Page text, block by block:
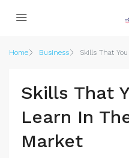
Home Business Skills That
Skills That
Learn In
Market